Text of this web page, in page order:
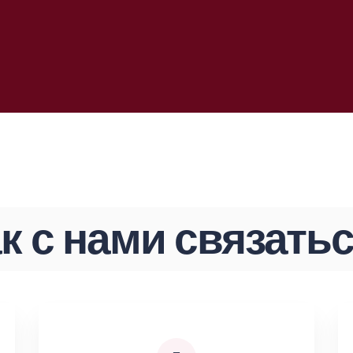
с нами